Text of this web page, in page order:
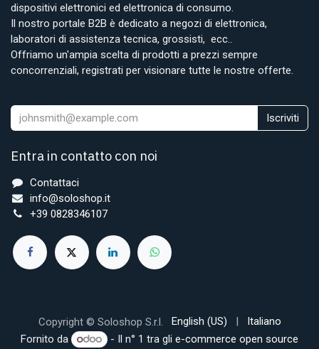
dispositivi elettronici ed elettronica di consumo.
Il nostro portale B2B è dedicato a negozi di elettronica,
laboratori di assistenza tecnica, grossisti, ecc..
Offriamo un'ampia scelta di prodotti a prezzi sempre
concorrenziali, registrati per visionare tutte le nostre offerte.
Iscriviti
Entra in contatto con noi
Contattaci
info@soloshop.it
+39 0828346107
Copyright © Soloshop S.r.l. English (US) |
Italiano
Fornito da
- Il n° 1 tra glie-commerce open source